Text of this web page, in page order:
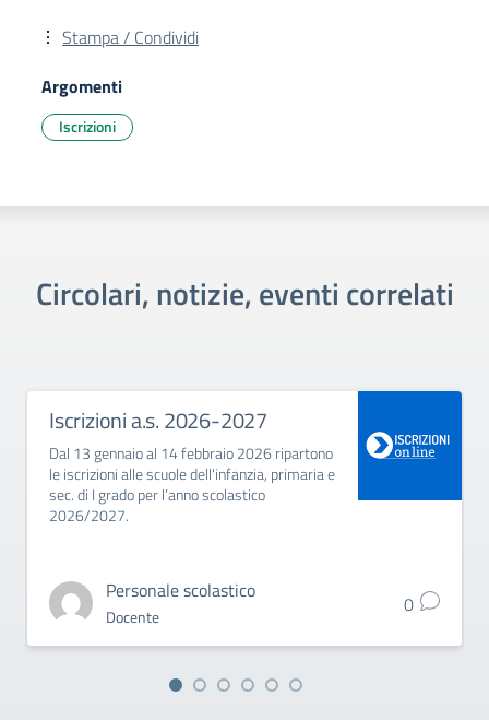
Stampa / Condividi
Argomenti
Iscrizioni
Circolari, notizie, eventi correlati
Iscrizioni a.s. 2026-2027
Dal 13 gennaio al 14 febbraio 2026 ripartono
le iscrizioni alle scuole dell'infanzia, primaria e
sec. di I grado per l’anno scolastico
2026/2027.
Personale scolastico
Docente 0